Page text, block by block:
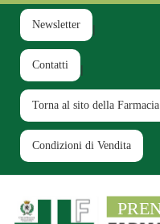
Passa
contenuto
principale
Newsletter
Contatti
Torna al sito della Farmacia
Condizioni di Vendita
Farmacia
Comunale